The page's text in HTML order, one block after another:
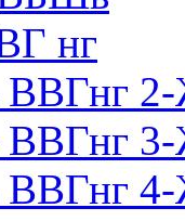
нг
ВВГнг
ВВГнг
ВВГнг